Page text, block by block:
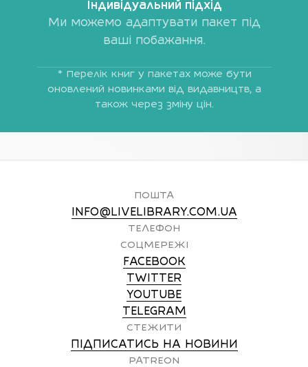
Індивідуальний підхід
Ми можемо адаптувати пакет під
ваші побажання.
* Перелік книг у пакетах може бути
оновлений новинками від видавництв, а
також через зміну цін.
ПОШТА
INFO@LIVELIBRARY.COM.UA
ТЕЛЕФОН
СОЦМЕРЕЖІ
FACEBOOK
TWITTER
YOUTUBE
TELEGRAM
СТЕЖИТИ
ПІДПИСАТИСЬ НА НОВИНИ
PATREON